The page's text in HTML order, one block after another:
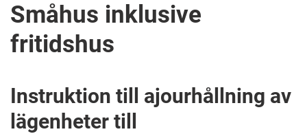
Småhus inklusive
fritidshus
Instruktion till ajourhållning av
lägenheter till